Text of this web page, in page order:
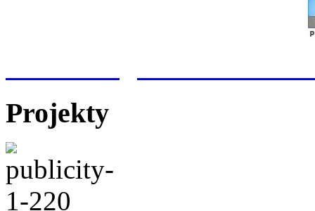
Projekty